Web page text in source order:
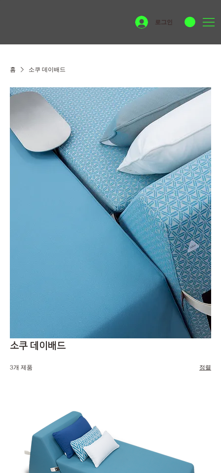
로그인
홈 소쿠 데이배드
소쿠 데이배드
3개 제품 정렬